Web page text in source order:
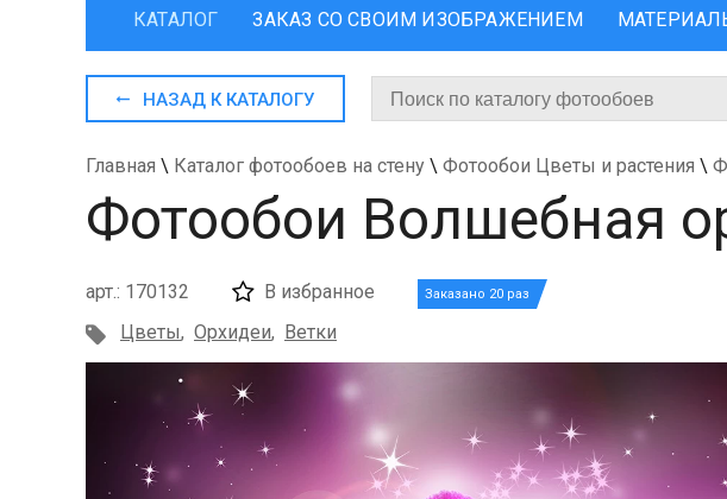
КАТАЛОГ ЗАКАЗ СО СВОИМ ИЗОБРАЖЕНИЕМ
НАЗАД К КАТАЛОГУ
Главная \ Каталог фотообоев на стену \ Фотообои Цветы и растения \
Фотообои Волшебная
арт.: 170132 В избранное Заказано 20 раз
Цветы, Орхидеи, Ветки